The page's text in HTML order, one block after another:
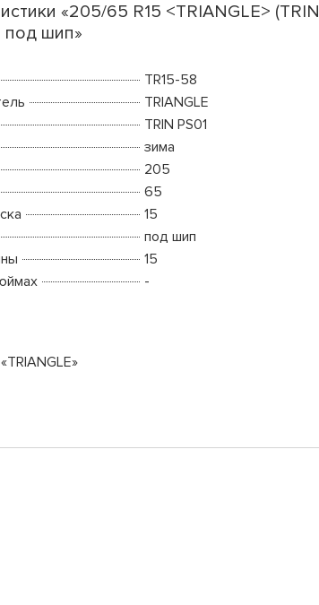
«205/65 R15 <TRIANGLE> (TRIN
под шип»
TR15-58
TRIANGLE
TRIN PS01
зима
205
65
15
под шип
15
-